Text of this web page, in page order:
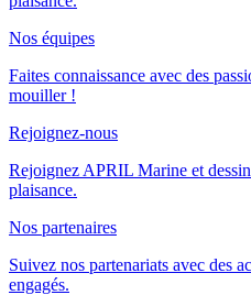
Nos équipes
Faites connaissance avec des
mouiller !
Rejoignez-nous
Rejoignez APRIL Marine et
plaisance.
Nos partenaires
Suivez nos partenariats avec des
engagés.